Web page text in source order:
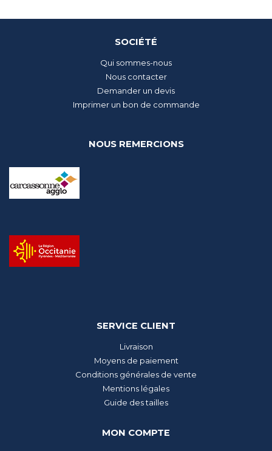
SOCIÉTÉ
Qui sommes-nous
Nous contacter
Demander un devis
Imprimer un bon de commande
NOUS REMERCIONS
SERVICE CLIENT
Livraison
Moyens de paiement
Conditions générales de vente
Mentions légales
Guide des tailles
MON COMPTE